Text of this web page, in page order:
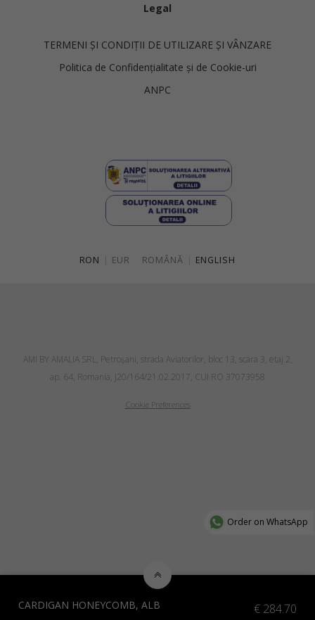
CARDIGAN HONEYCOMB, ALB € 284.70
Legal
TERMENI ȘI CONDIȚII DE UTILIZARE ȘI VÂNZARE
Politica de Confidențialitate și de Cookie-uri
ANPC
RON EUR ROMÂNĂ ENGLISH
AMI BY AMALIA SRL, Petroşani, strada Aviatorilor, bloc 13, scara 3, etaj 2,
ap. 64, Romania, J20/164/21.02.2017, CUI RO 37073958
Cookie Preferences
Order on WhatsApp